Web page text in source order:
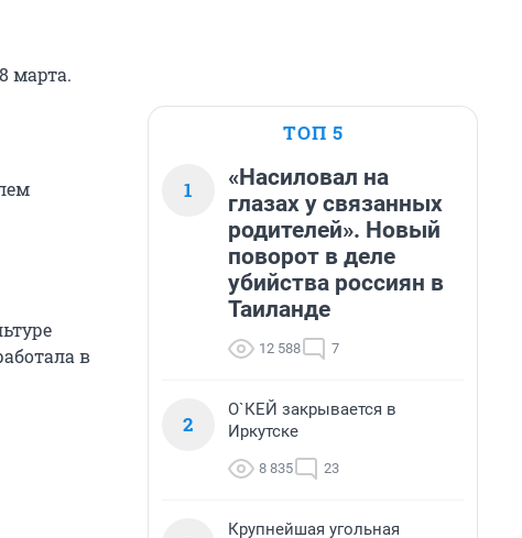
марта.
в
ТОП 5
1
«Насиловал на
глазах у связанных
родителей». Новый
поворот в деле
убийства россиян в
Таиланде
12 588 7
2
О`КЕЙ закрывается в
Иркутске
8 835 23
Крупнейшая угольная